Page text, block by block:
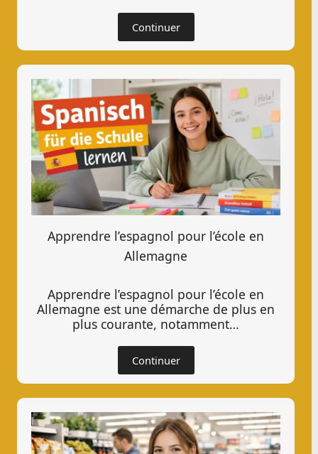
Continuer
Apprendre l’espagnol pour l’école en
Allemagne
Apprendre l’espagnol pour l’école en
Allemagne est une démarche de plus en
plus courante, notamment…
Continuer